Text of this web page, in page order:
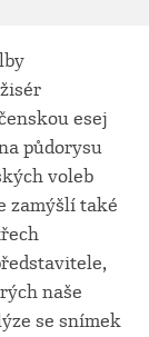
esej
půdorysu
voleb
zamýšlí také
naše
se snímek